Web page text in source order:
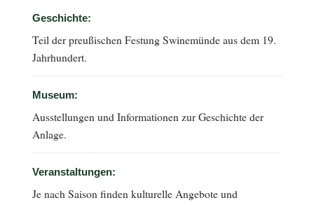
Geschichte:
Teil der preußischen Festung Swinemünde aus dem 19.
Jahrhundert.
Museum:
Ausstellungen und Informationen zur Geschichte der
Anlage.
Veranstaltungen:
Je nach Saison finden kulturelle Angebote und